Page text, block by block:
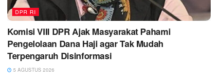
DPR RI
Komisi VIII DPR Ajak Masyarakat Pahami
Pengelolaan Dana Haji agar Tak Mudah
Terpengaruh Disinformasi
5 AGUSTUS 2026